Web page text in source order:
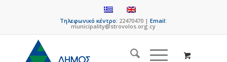
Τηλεφωνικό κέντρο: 22470470 |Email:
municipality@strovolos.org.cy